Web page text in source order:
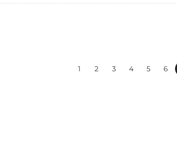
1 2 3 4 5 6